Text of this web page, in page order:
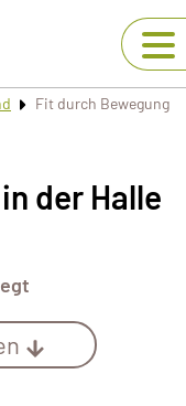
Fit durch Bewegung
der Halle